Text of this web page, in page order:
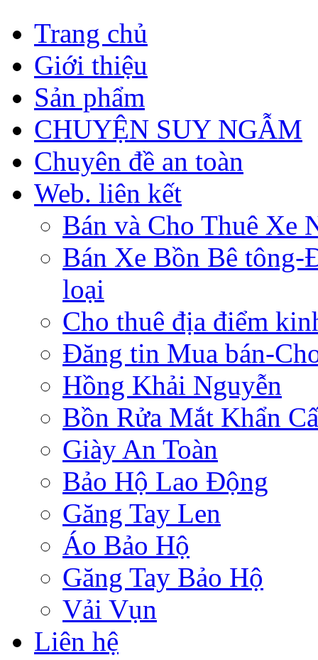
Trang chủ
Giới thiệu
Sản phẩm
CHUYỆN SUY NGẪM
Chuyên đề an toàn
Web. liên kết
Bán và Cho Thuê Xe
Bán Xe Bồn Bê tông-
loại
Cho thuê địa điểm
Đăng tin Mua bán-
Hồng Khải Nguyễn
Bồn Rửa Mắt Khẩn
Giày An Toàn
Bảo Hộ Lao Động
Găng Tay Len
Áo Bảo Hộ
Găng Tay Bảo Hộ
Vải Vụn
Liên hệ